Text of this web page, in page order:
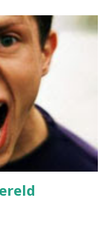
fantasiebeelden van
en een groot
klas, maar het lijkt
hoger tempo bomen
groter wordende
terzijde gelaten, is
echt bevorderlijk
van onze jonge